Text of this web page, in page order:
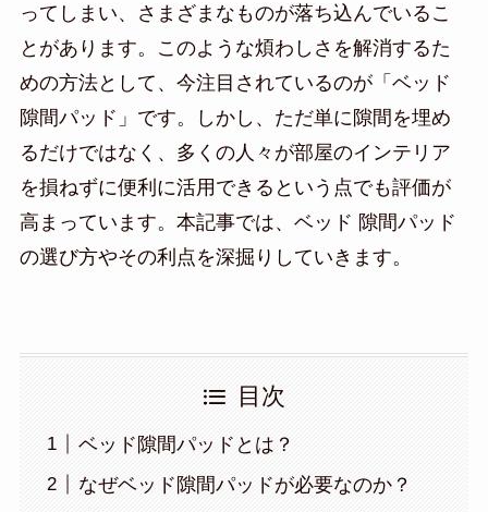
ってしまい、さまざまなものが落ち込んでいるこ
とがあります。このような煩わしさを解消するた
めの方法として、今注目されているのが「ベッド
隙間パッド」です。しかし、ただ単に隙間を埋め
るだけではなく、多くの人々が部屋のインテリア
を損ねずに便利に活用できるという点でも評価が
高まっています。本記事では、ベッド 隙間パッド
の選び方やその利点を深掘りしていきます。
目次
ベッド隙間パッドとは？
なぜベッド隙間パッドが必要なのか？